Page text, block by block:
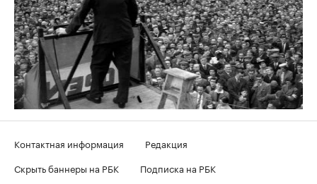
Контактная информация
Редакция
Скрыть баннеры на РБК
Подписка на РБК